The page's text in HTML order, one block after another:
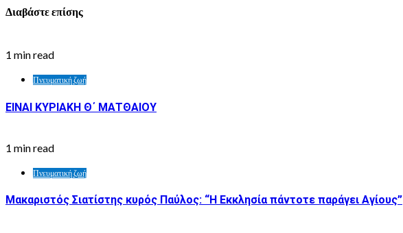
Διαβάστε επίσης
1 min read
Πνευματική ζωή
ΕΙΝΑΙ ΚΥΡΙΑΚΗ Θ΄ ΜΑΤΘΑΙΟΥ
1 min read
Πνευματική ζωή
Μακαριστός Σιατίστης κυρός Παύλος: “Η Εκκλησία πάντοτε παράγει Αγίους”